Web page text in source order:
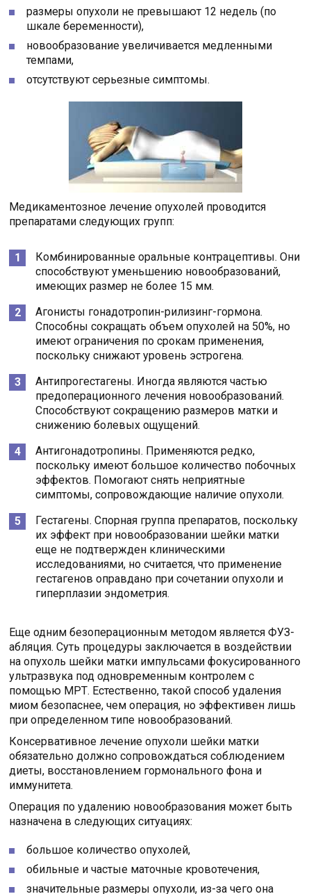
размеры опухоли не превышают 12 недель (по
шкале беременности),
новообразование увеличивается медленными
темпами,
отсутствуют серьезные симптомы.
Медикаментозное лечение опухолей проводится
препаратами следующих групп:
Комбинированные оральные контрацептивы. Они
способствуют уменьшению новообразований,
имеющих размер не более 15 мм.
Агонисты гонадотропин-рилизинг-гормона.
Способны сокращать объем опухолей на 50%, но
имеют ограничения по срокам применения,
поскольку снижают уровень эстрогена.
Антипрогестагены. Иногда являются частью
предоперационного лечения новообразований.
Способствуют сокращению размеров матки и
снижению болевых ощущений.
Антигонадотропины. Применяются редко,
поскольку имеют большое количество побочных
эффектов. Помогают снять неприятные
симптомы, сопровождающие наличие опухоли.
Гестагены. Спорная группа препаратов, поскольку
их эффект при новообразовании шейки матки
еще не подтвержден клиническими
исследованиями, но считается, что применение
гестагенов оправдано при сочетании опухоли и
гиперплазии эндометрия.
Еще одним безоперационным методом является ФУЗ-
абляция. Суть процедуры заключается в воздействии
на опухоль шейки матки импульсами фокусированного
ультразвука под одновременным контролем с
помощью МРТ. Естественно, такой способ удаления
миом безопаснее, чем операция, но эффективен лишь
при определенном типе новообразований.
Консервативное лечение опухоли шейки матки
обязательно должно сопровождаться соблюдением
диеты, восстановлением гормонального фона и
иммунитета.
Операция по удалению новообразования может быть
назначена в следующих ситуациях:
большое количество опухолей,
обильные и частые маточные кровотечения,
значительные размеры опухоли, из-за чего она